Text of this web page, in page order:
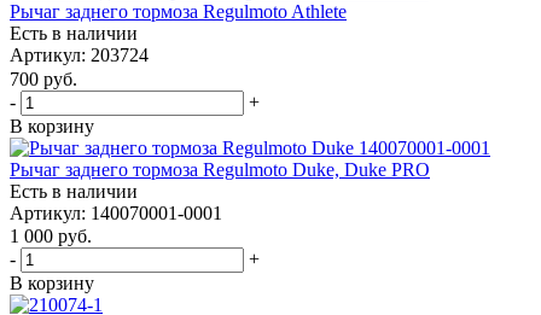
Рычаг заднего тормоза Regulmoto Athlete
Есть в наличии
Артикул: 203724
700 руб.
-
+
В корзину
Рычаг заднего тормоза Regulmoto Duke, Duke PRO
Есть в наличии
Артикул: 140070001-0001
1 000 руб.
-
+
В корзину